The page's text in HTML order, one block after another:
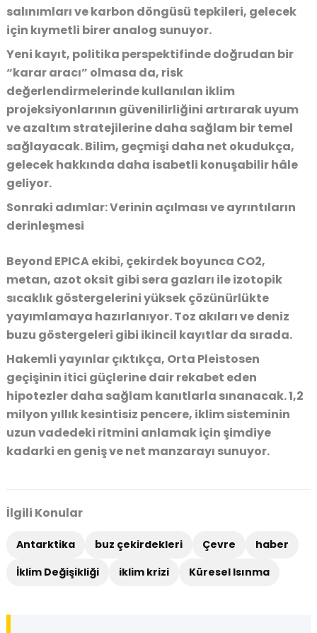
salınımları ve karbon döngüsü tepkileri, gelecek
için kıymetli birer analog sunuyor.
Yeni kayıt, politika perspektifinde doğrudan bir
“karar aracı” olmasa da, risk
değerlendirmelerinde kullanılan iklim
projeksiyonlarının güvenilirliğini artırarak uyum
ve azaltım stratejilerine daha sağlam bir temel
sağlayacak. Bilim, geçmişi daha net okudukça,
gelecek hakkında daha isabetli konuşabilir hâle
geliyor.
Sonraki adımlar: Verinin açılması ve ayrıntıların
derinleşmesi
Beyond EPICA ekibi, çekirdek boyunca CO2,
metan, azot oksit gibi sera gazları ile izotopik
sıcaklık göstergelerini yüksek çözünürlükte
yayımlamaya hazırlanıyor. Toz akıları ve deniz
buzu göstergeleri gibi ikincil kayıtlar da sırada.
Hakemli yayınlar çıktıkça, Orta Pleistosen
geçişinin itici güçlerine dair rekabet eden
hipotezler daha sağlam kanıtlarla sınanacak. 1,2
milyon yıllık kesintisiz pencere, iklim sisteminin
uzun vadedeki ritmini anlamak için şimdiye
kadarki en geniş ve net manzarayı sunuyor.
İlgili Konular
Antarktika buz çekirdekleri Çevre
haber
İklim Değişikliği
iklim krizi Küresel Isınma